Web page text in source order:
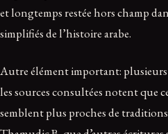
et longtemps restée hors champ
simplifiés de l’histoire arabe.
Autre élément important: plusieurs
les sources consultées notent que
semblent plus proches de